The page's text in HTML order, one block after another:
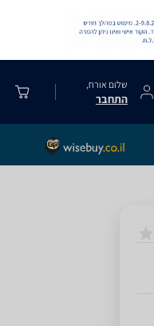
שלום אורח,
התחבר